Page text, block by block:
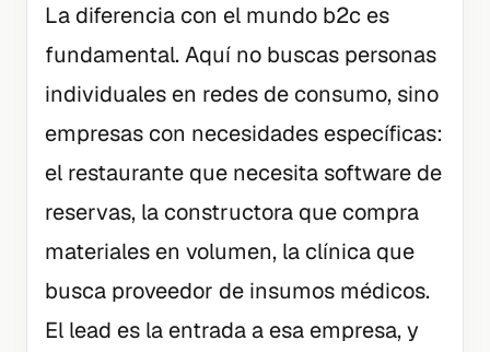
La diferencia con el mundo b2c es
fundamental. Aquí no buscas personas
individuales en redes de consumo, sino
empresas con necesidades específicas:
el restaurante que necesita software de
reservas, la constructora que compra
materiales en volumen, la clínica que
busca proveedor de insumos médicos.
El lead es la entrada a esa empresa, y